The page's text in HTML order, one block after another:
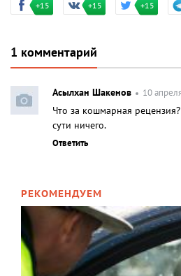
+15 +15 +15
1 комментарий
Асылхан Шакенов 10
Что за кошмарная
сути ничего.
Ответить
РЕКОМЕНДУЕМ